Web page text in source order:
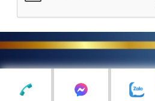
Nữ Hoàng
Brand